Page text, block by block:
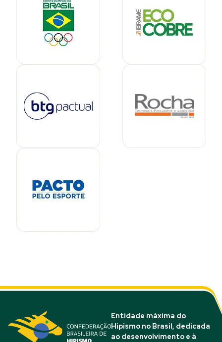
Entidade máxima do
Hipismo no Brasil, dedicada
ao desenvolvimento e à